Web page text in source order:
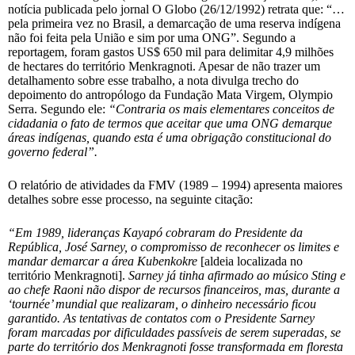
notícia publicada pelo jornal O Globo (26/12/1992) retrata que: “…
pela primeira vez no Brasil, a demarcação de uma reserva indígena
não foi feita pela União e sim por uma ONG”. Segundo a
reportagem, foram gastos US$ 650 mil para delimitar 4,9 milhões
de hectares do território Menkragnoti. Apesar de não trazer um
detalhamento sobre esse trabalho, a nota divulga trecho do
depoimento do antropólogo da Fundação Mata Virgem, Olympio
Serra. Segundo ele: “Contraria os mais elementares conceitos de
cidadania o fato de termos que aceitar que uma ONG demarque
áreas indígenas, quando esta é uma obrigação constitucional do
governo federal”.
O relatório de atividades da FMV (1989 – 1994) apresenta maiores
detalhes sobre esse processo, na seguinte citação:
“Em 1989, lideranças Kayapó cobraram do Presidente da
República, José Sarney, o compromisso de reconhecer os limites e
mandar demarcar a área Kubenkokre [aldeia localizada no
território Menkragnoti]. Sarney já tinha afirmado ao músico Sting e
ao chefe Raoni não dispor de recursos financeiros, mas, durante a
‘tournée’ mundial que realizaram, o dinheiro necessário ficou
garantido. As tentativas de contatos com o Presidente Sarney
foram marcadas por dificuldades passíveis de serem superadas, se
parte do território dos Menkragnoti fosse transformada em floresta